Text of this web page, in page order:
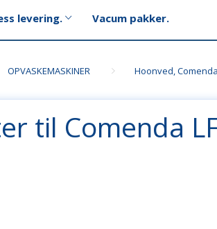
levering. Vacum pakker.
OPVASKEMASKINER Hoonved,
til Comenda